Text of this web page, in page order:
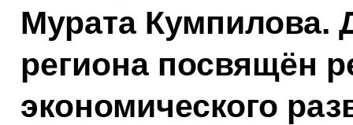
Мурата Кумпилова.
региона посвящён
экономического